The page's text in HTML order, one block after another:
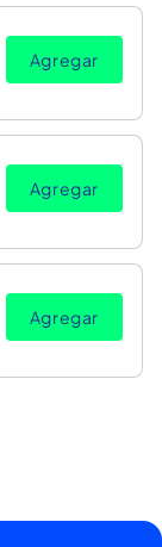
Agregar
Agregar
Agregar